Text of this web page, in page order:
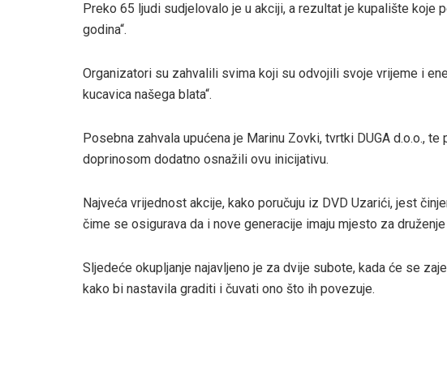
Preko 65 ljudi sudjelovalo je u akciji, a rezultat je kupalište koje
godina“.
Organizatori su zahvalili svima koji su odvojili svoje vrijeme i
kucavica našega blata“.
Posebna zahvala upućena je Marinu Zovki, tvrtki DUGA d.o.o.,
doprinosom dodatno osnažili ovu inicijativu.
Najveća vrijednost akcije, kako poručuju iz DVD Uzarići, jest
čime se osigurava da i nove generacije imaju mjesto za
Sljedeće okupljanje najavljeno je za dvije subote, kada će se
kako bi nastavila graditi i čuvati ono što ih povezuje.